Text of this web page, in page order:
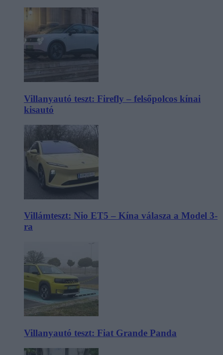
Villanyautó teszt: Firefly – felsőpolcos kínai
kisautó
Villámteszt: Nio ET5 – Kína válasza a Model 3-
ra
Villanyautó teszt: Fiat Grande Panda